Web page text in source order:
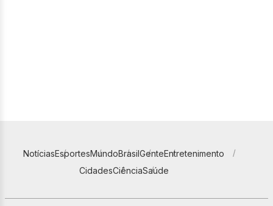
NotíciasEsportesMundoBrasilGenteEntretenimento
CidadesCiênciaSaúde